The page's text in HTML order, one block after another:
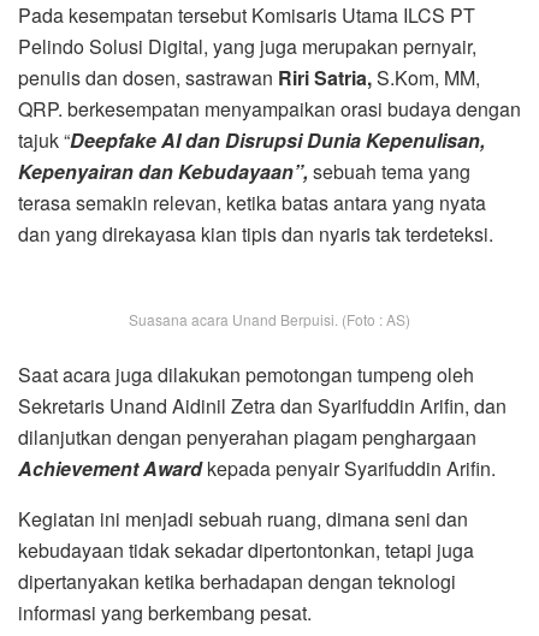
Pada kesempatan tersebut Komisaris Utama ILCS PT
Pelindo Solusi Digital, yang juga merupakan pernyair,
penulis dan dosen, sastrawan Riri Satria,S.Kom, MM,
QRP. berkesempatan menyampaikan orasi budaya dengan
tajuk “Deepfake AI dan Disrupsi Dunia Kepenulisan,
Kepenyairan dan Kebudayaan”, sebuah tema yang
terasa semakin relevan, ketika batas antara yang nyata
dan yang direkayasa kian tipis dan nyaris tak terdeteksi.
Suasana acara Unand Berpuisi. (Foto : AS)
Saat acara juga dilakukan pemotongan tumpeng oleh
Sekretaris Unand Aidinil Zetra dan Syarifuddin Arifin, dan
dilanjutkan dengan penyerahan piagam penghargaan
Achievement Award kepada penyair Syarifuddin Arifin.
Kegiatan ini menjadi sebuah ruang, dimana seni dan
kebudayaan tidak sekadar dipertontonkan, tetapi juga
dipertanyakan ketika berhadapan dengan teknologi
informasi yang berkembang pesat.